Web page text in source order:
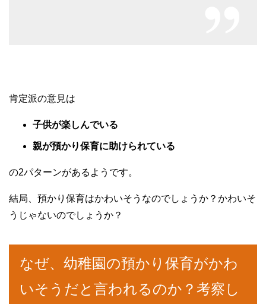
肯定派の意見は
子供が楽しんでいる
親が預かり保育に助けられている
の2パターンがあるようです。
結局、預かり保育はかわいそうなのでしょうか？かわいそ
うじゃないのでしょうか？
なぜ、幼稚園の預かり保育がかわ
いそうだと言われるのか？考察し